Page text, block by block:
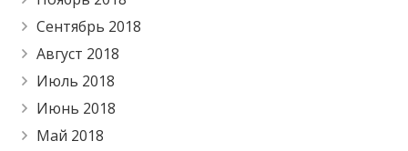
Сентябрь 2018
Август 2018
Июль 2018
Июнь 2018
Май 2018